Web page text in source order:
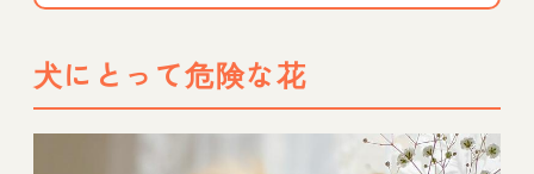
犬にとって危険な花